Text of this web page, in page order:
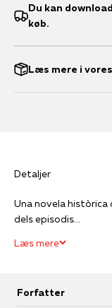
Du kan
køb.
Læs mere i
Detaljer
Una novela històrica
dels episodis...
Læs mere
Forfatter